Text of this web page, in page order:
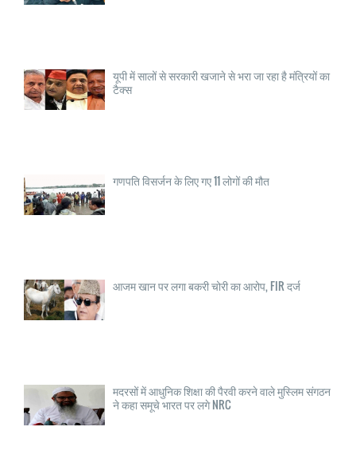
यूपी में सालों से सरकारी खजाने से भरा जा रहा है मंत्रियों का
टैक्स
गणपति विसर्जन के लिए गए 11 लोगों की मौत
आजम खान पर लगा बकरी चोरी का आरोप, FIR दर्ज
मदरसों में आधुनिक शिक्षा की पैरवी करने वाले मुस्लिम संगठन
ने कहा समूचे भारत पर लगे NRC